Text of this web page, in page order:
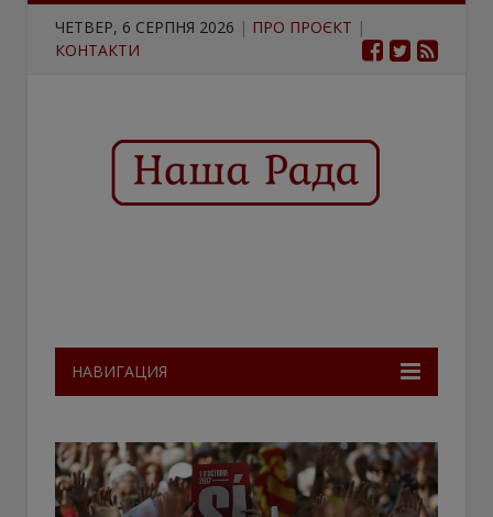
ЧЕТВЕР, 6 СЕРПНЯ 2026 | ПРО ПРОЄКТ |
КОНТАКТИ
НАВИГАЦИЯ